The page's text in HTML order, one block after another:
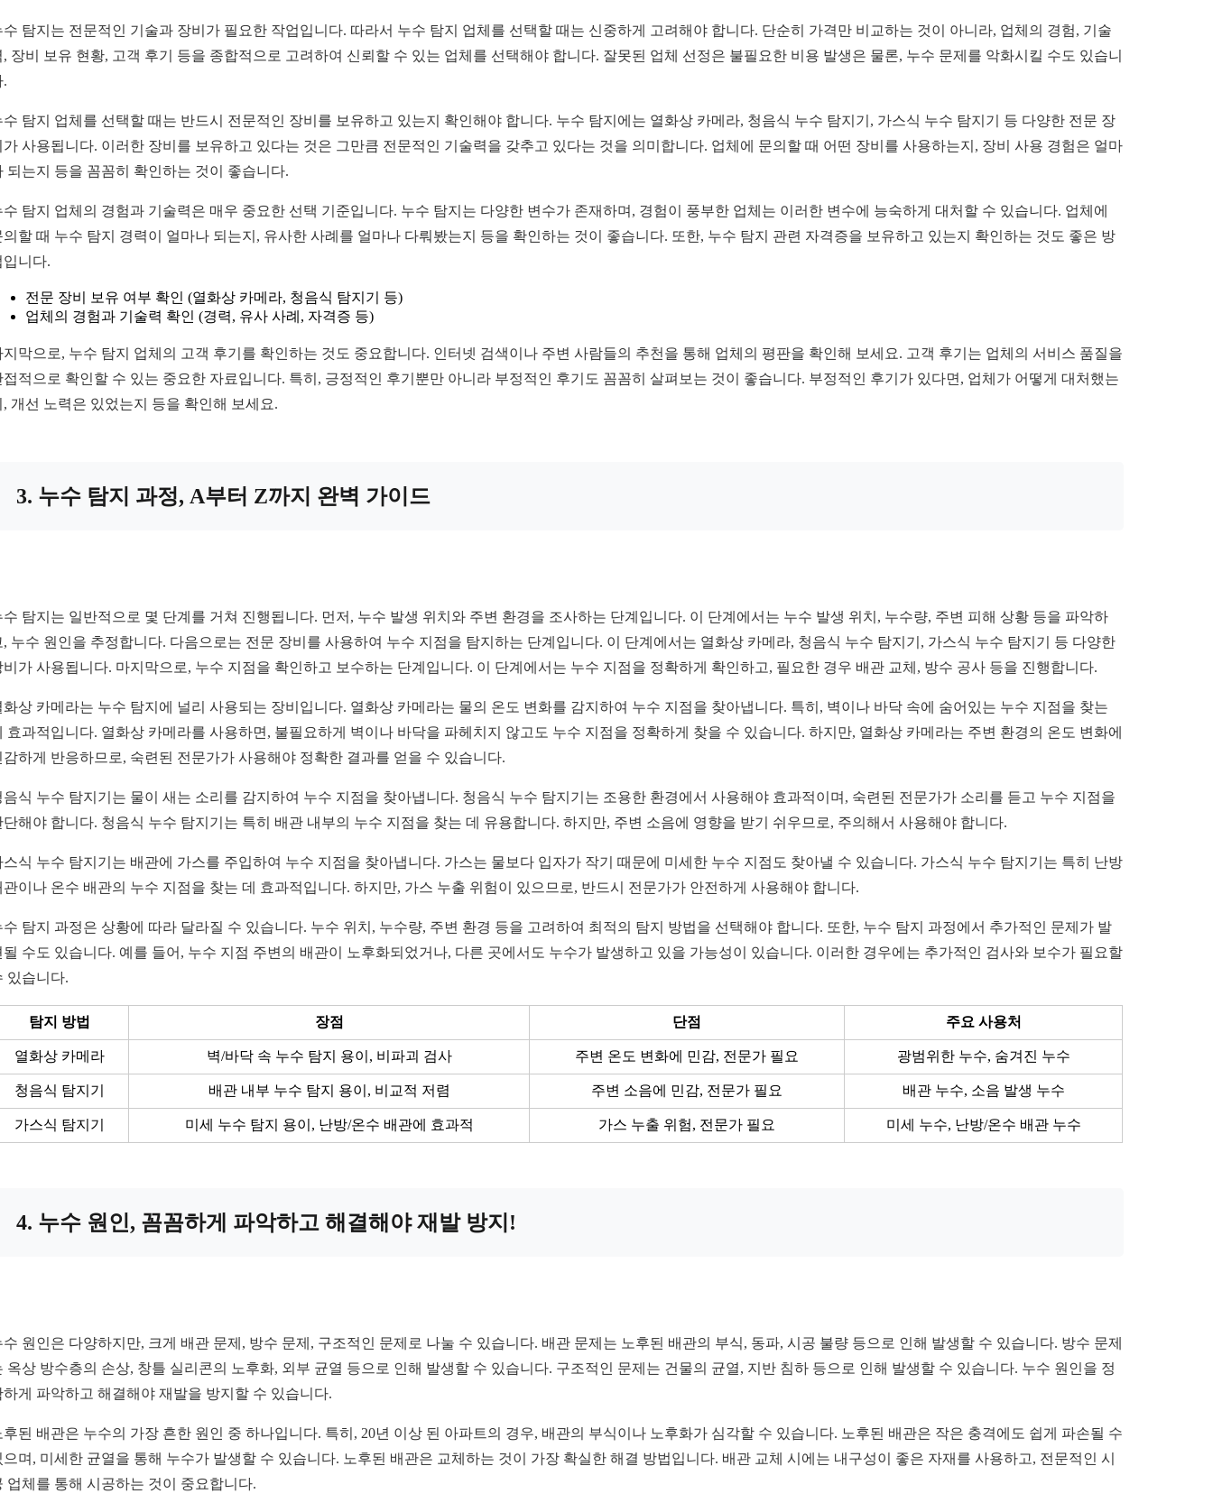
수 탐지는 전문적인 기술과 장비가 필요한 작업입니다. 따라서 누수 탐지 업체를 선택할 때는 신중하게 고려해야 합니다. 단순히 가격만 비교하는 것이 아니라, 업체의 경험, 기술
, 장비 보유 현황, 고객 후기 등을 종합적으로 고려하여 신뢰할 수 있는 업체를 선택해야 합니다. 잘못된 업체 선정은 불필요한 비용 발생은 물론, 누수 문제를 악화시킬 수도 있습니
.
수 탐지 업체를 선택할 때는 반드시 전문적인 장비를 보유하고 있는지 확인해야 합니다. 누수 탐지에는 열화상 카메라, 청음식 누수 탐지기, 가스식 누수 탐지기 등 다양한 전문 장
가 사용됩니다. 이러한 장비를 보유하고 있다는 것은 그만큼 전문적인 기술력을 갖추고 있다는 것을 의미합니다. 업체에 문의할 때 어떤 장비를 사용하는지, 장비 사용 경험은 얼마
되는지 등을 꼼꼼히 확인하는 것이 좋습니다.
수 탐지 업체의 경험과 기술력은 매우 중요한 선택 기준입니다. 누수 탐지는 다양한 변수가 존재하며, 경험이 풍부한 업체는 이러한 변수에 능숙하게 대처할 수 있습니다. 업체에
의할 때 누수 탐지 경력이 얼마나 되는지, 유사한 사례를 얼마나 다뤄봤는지 등을 확인하는 것이 좋습니다. 또한, 누수 탐지 관련 자격증을 보유하고 있는지 확인하는 것도 좋은 방
입니다.
전문 장비 보유 여부 확인 (열화상 카메라, 청음식 탐지기 등)
업체의 경험과 기술력 확인 (경력, 유사 사례, 자격증 등)
지막으로, 누수 탐지 업체의 고객 후기를 확인하는 것도 중요합니다. 인터넷 검색이나 주변 사람들의 추천을 통해 업체의 평판을 확인해 보세요. 고객 후기는 업체의 서비스 품질을
접적으로 확인할 수 있는 중요한 자료입니다. 특히, 긍정적인 후기뿐만 아니라 부정적인 후기도 꼼꼼히 살펴보는 것이 좋습니다. 부정적인 후기가 있다면, 업체가 어떻게 대처했는
, 개선 노력은 있었는지 등을 확인해 보세요.
3. 누수 탐지 과정, A부터 Z까지 완벽 가이드
수 탐지는 일반적으로 몇 단계를 거쳐 진행됩니다. 먼저, 누수 발생 위치와 주변 환경을 조사하는 단계입니다. 이 단계에서는 누수 발생 위치, 누수량, 주변 피해 상황 등을 파악하
, 누수 원인을 추정합니다. 다음으로는 전문 장비를 사용하여 누수 지점을 탐지하는 단계입니다. 이 단계에서는 열화상 카메라, 청음식 누수 탐지기, 가스식 누수 탐지기 등 다양한
비가 사용됩니다. 마지막으로, 누수 지점을 확인하고 보수하는 단계입니다. 이 단계에서는 누수 지점을 정확하게 확인하고, 필요한 경우 배관 교체, 방수 공사 등을 진행합니다.
화상 카메라는 누수 탐지에 널리 사용되는 장비입니다. 열화상 카메라는 물의 온도 변화를 감지하여 누수 지점을 찾아냅니다. 특히, 벽이나 바닥 속에 숨어있는 누수 지점을 찾는
효과적입니다. 열화상 카메라를 사용하면, 불필요하게 벽이나 바닥을 파헤치지 않고도 누수 지점을 정확하게 찾을 수 있습니다. 하지만, 열화상 카메라는 주변 환경의 온도 변화에
감하게 반응하므로, 숙련된 전문가가 사용해야 정확한 결과를 얻을 수 있습니다.
음식 누수 탐지기는 물이 새는 소리를 감지하여 누수 지점을 찾아냅니다. 청음식 누수 탐지기는 조용한 환경에서 사용해야 효과적이며, 숙련된 전문가가 소리를 듣고 누수 지점을
단해야 합니다. 청음식 누수 탐지기는 특히 배관 내부의 누수 지점을 찾는 데 유용합니다. 하지만, 주변 소음에 영향을 받기 쉬우므로, 주의해서 사용해야 합니다.
스식 누수 탐지기는 배관에 가스를 주입하여 누수 지점을 찾아냅니다. 가스는 물보다 입자가 작기 때문에 미세한 누수 지점도 찾아낼 수 있습니다. 가스식 누수 탐지기는 특히 난방
관이나 온수 배관의 누수 지점을 찾는 데 효과적입니다. 하지만, 가스 누출 위험이 있으므로, 반드시 전문가가 안전하게 사용해야 합니다.
수 탐지 과정은 상황에 따라 달라질 수 있습니다. 누수 위치, 누수량, 주변 환경 등을 고려하여 최적의 탐지 방법을 선택해야 합니다. 또한, 누수 탐지 과정에서 추가적인 문제가 발
될 수도 있습니다. 예를 들어, 누수 지점 주변의 배관이 노후화되었거나, 다른 곳에서도 누수가 발생하고 있을 가능성이 있습니다. 이러한 경우에는 추가적인 검사와 보수가 필요할
있습니다.
탐지 방법 장점 단점 주요 사용처
열화상 카메라 벽/바닥 속 누수 탐지 용이, 비파괴 검사 주변 온도 변화에 민감, 전문가 필요 광범위한 누수, 숨겨진 누수
청음식 탐지기 배관 내부 누수 탐지 용이, 비교적 저렴 주변 소음에 민감, 전문가 필요 배관 누수, 소음 발생 누수
가스식 탐지기 미세 누수 탐지 용이, 난방/온수 배관에 효과적 가스 누출 위험, 전문가 필요 미세 누수, 난방/온수 배관 누수
4. 누수 원인, 꼼꼼하게 파악하고 해결해야 재발 방지!
수 원인은 다양하지만, 크게 배관 문제, 방수 문제, 구조적인 문제로 나눌 수 있습니다. 배관 문제는 노후된 배관의 부식, 동파, 시공 불량 등으로 인해 발생할 수 있습니다. 방수 문제
옥상 방수층의 손상, 창틀 실리콘의 노후화, 외부 균열 등으로 인해 발생할 수 있습니다. 구조적인 문제는 건물의 균열, 지반 침하 등으로 인해 발생할 수 있습니다. 누수 원인을 정
하게 파악하고 해결해야 재발을 방지할 수 있습니다.
후된 배관은 누수의 가장 흔한 원인 중 하나입니다. 특히, 20년 이상 된 아파트의 경우, 배관의 부식이나 노후화가 심각할 수 있습니다. 노후된 배관은 작은 충격에도 쉽게 파손될 수
으며, 미세한 균열을 통해 누수가 발생할 수 있습니다. 노후된 배관은 교체하는 것이 가장 확실한 해결 방법입니다. 배관 교체 시에는 내구성이 좋은 자재를 사용하고, 전문적인 시
업체를 통해 시공하는 것이 중요합니다.